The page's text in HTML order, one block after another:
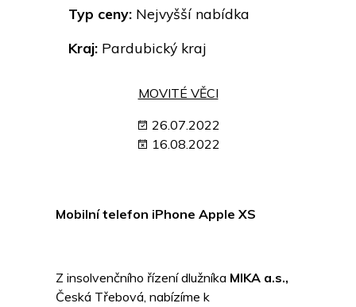
Typ ceny: Nejvyšší nabídka
Kraj: Pardubický kraj
MOVITÉ VĚCI
26.07.2022
16.08.2022
Mobilní telefon iPhone Apple XS
Z insolvenčního řízení dlužníka MIKA a.s.,
Česká Třebová, nabízíme k